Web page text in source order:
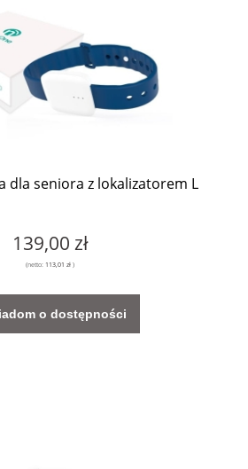
dla seniora z lokalizatorem L
139,00 zł
(netto: 113,01 zł)
o dostępności